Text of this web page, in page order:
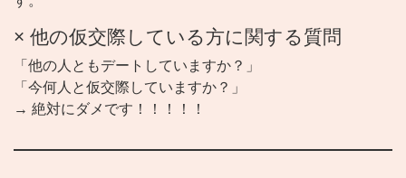
× 他の仮交際している方に関する質問
「他の人ともデートしていますか？」
「今何人と仮交際していますか？」
→ 絶対にダメです！！！！！